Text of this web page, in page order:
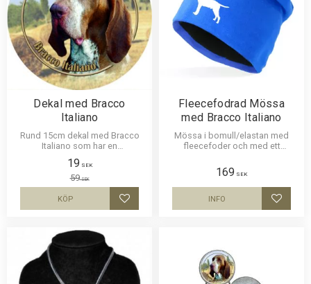
Dekal med Bracco
Italiano
Rund 15cm dekal med Bracco
Italiano som har en
någon av våra skyltar, bilruta
m.m.
19 SEK
59SEK
Lägg till i favoriter
KÖP
Fleecefodrad Mössa
med Bracco Italiano
Mössa i bomull/elastan med
fleecefoder och med ett
Italiano. Mössan finns i flera
färger.
169 SEK
Lägg
INFO